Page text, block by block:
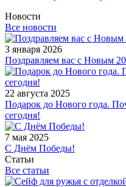
Новости
Все новости
3 января 2026
Поздравляем вас с Новым
22 августа 2025
Подарок до Нового года.
сегодня!
7 мая 2025
С Днём Победы!
Статьи
Все статьи